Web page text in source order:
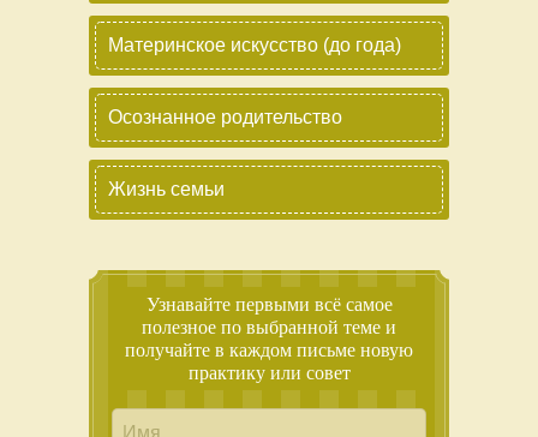
Материнское искусство (до года)
Осознанное родительство
Жизнь семьи
Узнавайте первыми всё самое
полезное по выбранной теме и
получайте в каждом письме новую
практику или совет